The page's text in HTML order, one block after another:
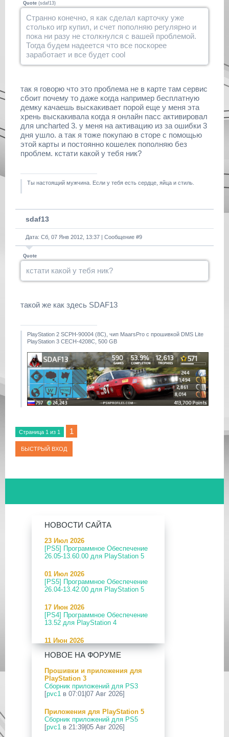
Quote (sdaf13)
Странно конечно, я как сделал карточку уже
столько игр купил, и счет пополняю регулярно и
пока ни разу не столкнулся с вашей проблемой.
Тогда будем надеется что все поскорее
заработает и все будет cool
так я говорю что это проблема не в карте там сервис
сбоит почему то даже когда например бесплатную
демку качаешь выскакивает порой еще у меня эта
хрень выскакивала когда я онлайн пасс активировал
для uncharted 3. у меня на активацию из за ошибки 3
дня ушло. а так я тоже покупаю в сторе с помощью
этой карты и постоянно кошелек пополняю без
проблем. кстати какой у тебя ник?
Ты настоящий мужчина. Если у тебя есть сердце, яйца и стиль.
sdaf13
Дата: Сб, 07 Янв 2012, 13:37 | Сообщение #9
Quote
кстати какой у тебя ник?
такой же как здесь SDAF13
PlayStation 2 SCPH-90004 (8С), чип MaarsPro с прошивкой DMS Lite
PlayStation 3 CECH-4208C, 500 GB
Страница 1 из 1 1
НОВОСТИ САЙТА
23 Июл 2026
[PS5] Программное Обеспечение
26.05-13.60.00 для PlayStation 5
01 Июл 2026
[PS5] Программное Обеспечение
26.04-13.42.00 для PlayStation 5
17 Июн 2026
[PS4] Программное Обеспечение
13.52 для PlayStation 4
11 Июн 2026
[PS5] Программное Обеспечение
26.04-13.40.00 для PlayStation 5
24 Апр 2026
[PS5] Программное Обеспечение
26.03-13.20.00 для PlayStation 5
12 Апр 2026
[PS Portal] Программное
Обеспечение 7.0.2 для PS Portal
НОВОЕ НА ФОРУМЕ
Прошивки и приложения для
PlayStation 3
Сборник приложений для PS3
[pvc1 в 07:01|07 Авг 2026]
Приложения для PlayStation 5
Сборник приложений для PS5
[pvc1 в 21:39|05 Авг 2026]